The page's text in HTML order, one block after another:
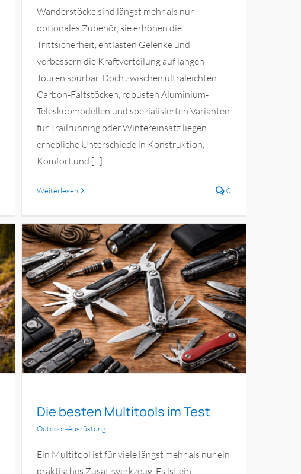
Wanderstöcke sind längst mehr als nur
optionales Zubehör, sie erhöhen die
Trittsicherheit, entlasten Gelenke und
verbessern die Kraftverteilung auf langen
Touren spürbar. Doch zwischen ultraleichten
Carbon-Faltstöcken, robusten Aluminium-
Teleskopmodellen und spezialisierten Varianten
für Trailrunning oder Wintereinsatz liegen
erhebliche Unterschiede in Konstruktion,
Komfort und [...]
Weiterlesen 0
Die besten Multitools im Test
Outdoor-Ausrüstung
Ein Multitool ist für viele längst mehr als nur ein
praktisches Zusatzwerkzeug. Es ist ein